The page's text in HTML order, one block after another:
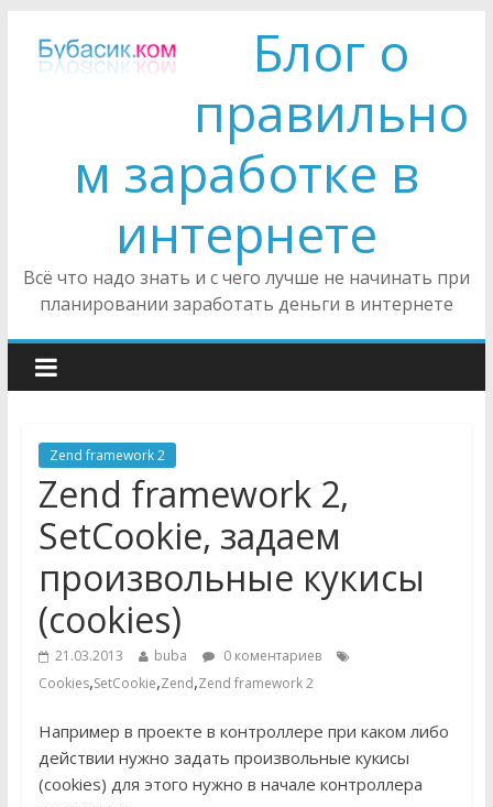
Блог о
правильно
м заработке в
интернете
Всё что надо знать и с чего лучше не начинать при
планировании заработать деньги в интернете
Zend framework 2
Zend framework 2,
SetCookie, задаем
произвольные кукисы
(cookies)
21.03.2013 buba
0 коментариев
Cookies,SetCookie,Zend,Zend framework 2
Например в проекте в контроллере при каком либо
действии нужно задать произвольные кукисы
(cookies) для этого нужно в начале контроллера